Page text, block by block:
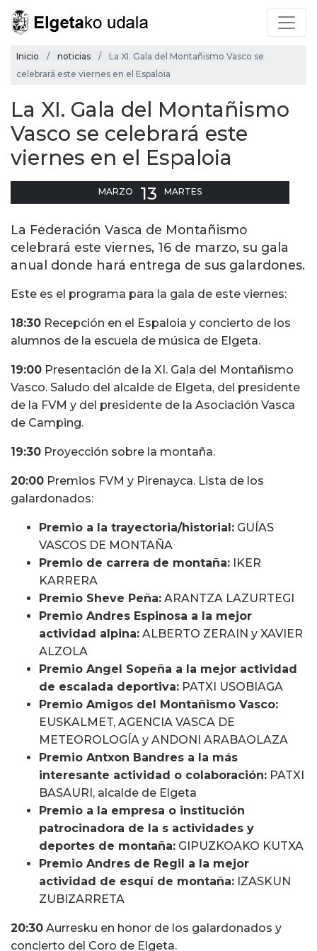
Inicio noticias
La XI. Gala del Montañismo Vasco se
celebrará este viernes en el Espaloia
La XI. Gala del Montañismo
Vasco se celebrará este
viernes en el Espaloia
MARZO 13 MARTES
La Federación Vasca de Montañismo
celebrará este viernes, 16 de marzo, su gala
anual donde hará entrega de sus galardones.
Este es el programa para la gala de este viernes:
18:30 Recepción en el Espaloia y concierto de los
alumnos de la escuela de música de Elgeta.
19:00 Presentación de la XI. Gala del Montañismo
Vasco. Saludo del alcalde de Elgeta, del presidente
de la FVM y del presidente de la Asociación Vasca
de Camping.
19:30 Proyección sobre la montaña.
20:00 Premios FVM y Pirenayca. Lista de los
galardonados:
Premio a la trayectoria/historial: GUÍAS
VASCOS DE MONTAÑA
Premio de carrera de montaña: IKER
KARRERA
Premio Sheve Peña: ARANTZA LAZURTEGI
Premio Andres Espinosa a la mejor
actividad alpina: ALBERTO ZERAIN y XAVIER
ALZOLA
Premio Angel Sopeña a la mejor actividad
de escalada deportiva: PATXI USOBIAGA
Premio Amigos del Montañismo Vasco:
EUSKALMET, AGENCIA VASCA DE
METEOROLOGÍA y ANDONI ARABAOLAZA
Premio Antxon Bandres a la más
interesante actividad o colaboración: PATXI
BASAURI, alcalde de Elgeta
Premio a la empresa o institución
patrocinadora de la s actividades y
deportes de montaña: GIPUZKOAKO KUTXA
Premio Andres de Regil a la mejor
actividad de esquí de montaña: IZASKUN
ZUBIZARRETA
20:30 Aurresku en honor de los galardonados y
concierto del Coro de Elgeta.